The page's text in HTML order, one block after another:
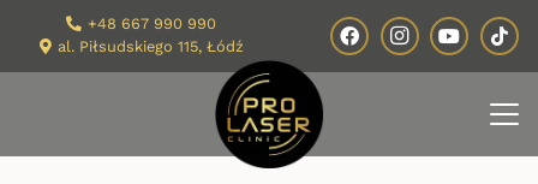
+48 667 990 990
al. Piłsudskiego 115, Łódź